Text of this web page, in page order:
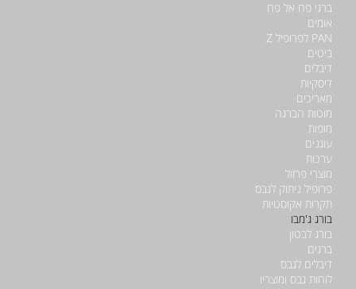
ברגי פח אל פח
אומים
PAN לפרופיל Z
ביטים
דיבלים
דיסקיות
מאריכים
מוטות הברגה
מופות
עוגנים
ערכות
מוצרי פרזול
פרופיל ניתוק לגבס
תקרות אקוסטיות
בורג ג'מבו
בורג לבטון
ברגים
דיבלים לגבס
לוחות גבס ומוצריו